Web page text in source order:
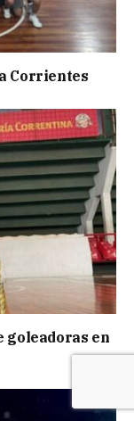
Corrientes
goleadoras en